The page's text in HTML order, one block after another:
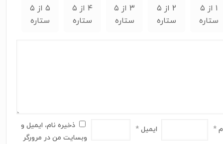
۱ از ۵
ستاره
۲ از ۵
ستاره
۳ از ۵
ستاره
۴ از ۵
ستاره
۵ از ۵
ستاره
* ایمیل*
ذخیره نام، ایمیل و
وبسایت من در مرورگر